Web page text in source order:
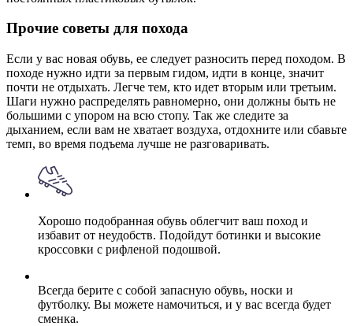
Прочие советы для похода
Если у вас новая обувь, ее следует разносить перед походом. В
походе нужно идти за первым гидом, идти в конце, значит
почти не отдыхать. Легче тем, кто идет вторым или третьим.
Шаги нужно распределять равномерно, они должны быть не
большими с упором на всю стопу. Так же следите за
дыханием, если вам не хватает воздуха, отдохните или сбавьте
темп, во время подъема лучше не разговаривать.
Хорошо подобранная обувь облегчит ваш поход и
избавит от неудобств. Подойдут ботинки и высокие
кросcовки с рифленой подошвой.
Всегда берите с собой запасную обувь, носки и
футболку. Вы можете намочиться, и у вас всегда будет
сменка.